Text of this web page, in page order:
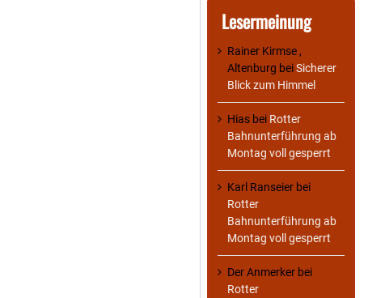
Lesermeinung
Rainer Kirmse ,
Altenburg beiSicherer
Blick zum Himmel
Hias bei Rotter
Bahnunterführung ab
Montag voll gesperrt
Karl Ranseier bei
Rotter
Bahnunterführung ab
Montag voll gesperrt
Der Anmerker bei
Rotter